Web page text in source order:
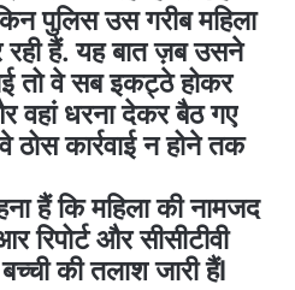
पुलिस उस गरीब महिला
रही हैं. यह बात ज़ब उसने
तो वे सब इकट्ठे होकर
वहां धरना देकर बैठ गए
कार्रवाई न होने तक
हैं कि महिला की नामजद
रिपोर्ट और सीसीटीवी
की तलाश जारी हैंl